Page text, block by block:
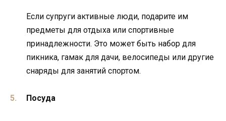
Если супруги активные люди, подарите им
предметы для отдыха или спортивные
принадлежности. Это может быть набор для
пикника, гамак для дачи, велосипеды или другие
снаряды для занятий спортом.
Посуда